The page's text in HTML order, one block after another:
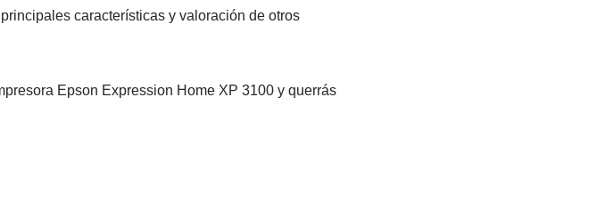
características y valoración de otros
Epson Expression Home XP 3100 y querrás